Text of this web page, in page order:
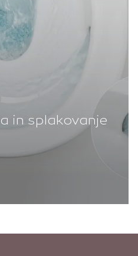
in splakovanje